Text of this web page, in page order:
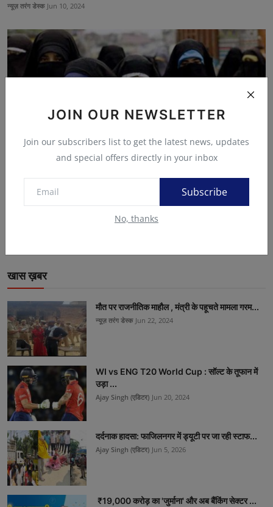
JOIN OUR NEWSLETTER
Join our subscribers list to get the latest news, updates
and special offers directly in your inbox
Subscribe
No, thanks
न्यूज़ तरंग डेस्क Jun 10, 2024
खास ख़बर
मौत पर राजनीतिक माहौल , मंत्री के पहूचते मामला गरम...
न्यूज़ तरंग डेस्क Jun 22, 2024
WI vs ENG T20 World Cup : सॉल्ट के तूफान में
उड़ा ...
Ajay Singh (एडिटर) Jun 20, 2024
दर्दनाक हादसा: फाजिलनगर में ड्यूटी पर जा रही स्टाफ...
Ajay Singh (एडिटर) Jun 5, 2026
₹19,000 करोड़ का 'जुर्माना' और अब बैंकिंग सेक्टर ...